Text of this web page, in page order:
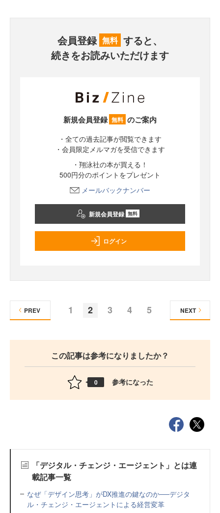
会員登録 無料 すると、
続きをお読みいただけます
新規会員登録 無料 のご案内
・全ての過去記事が閲覧できます
・会員限定メルマガを受信できます
・翔泳社の本が買える！
500円分のポイントをプレゼント
メールバックナンバー
新規会員登録 無料
ログイン
1 2 3 4 5
PREV NEXT
この記事は参考になりましたか？
0 参考になった
「デジタル・チェンジ・エージェント」とは連
載記事一覧
なぜ「デザイン思考」がDX推進の鍵なのか──デジタ
ル・チェンジ・エージェントによる経営変革